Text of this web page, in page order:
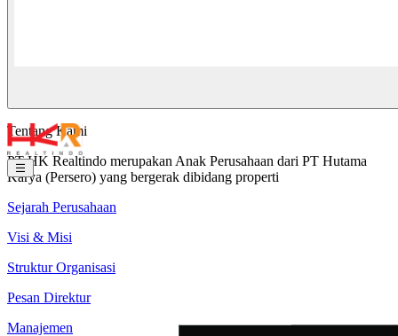
Tentang Kami
PT HK Realtindo merupakan Anak Perusahaan dari PT Hutama
Karya (Persero) yang bergerak dibidang properti
Sejarah Perusahaan
Visi & Misi
Struktur Organisasi
Pesan Direktur
Manajemen